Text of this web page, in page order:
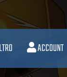
ACCOUNT